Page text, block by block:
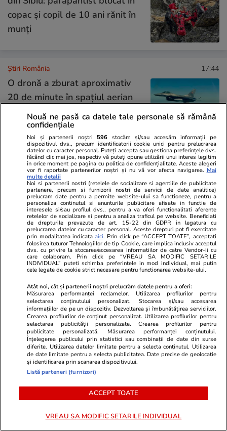
copac și copil de 10 ani rănit în
munți
Știri România 17:44
O dronă a zburat aproximativ
20 de minute în spațiul aerian
al României și a fost doborâtă
în Ucraina: resturi din aparat au
căzut în zona localității
Periprava
Știri România 15:35
Prima încercare de deviere a
cursului Dunării a eșuat.
Operațiunea pentru dislocarea
stâncii Pârjoaia va fi reluată luni
cu o cantitate dublă de
explozibil
01 aug.
Dizident conservator sau
trădător?
Nouă ne pasă ca datele tale personale să rămână
confidențiale
Noi și partenerii noștri 596 stocăm și/sau accesăm informații pe
dispozitivul dvs., precum identificatorii cookie unici pentru prelucrarea
datelor cu caracter personal. Puteți accepta sau gestiona preferințele dvs.
făcând clic mai jos, respectiv vă puteți opune utilizării unui interes legitim
în orice moment pe pagina cu politica de confidențialitate. Aceste alegeri
vor fi raportate partenerilor noștri și nu vă vor afecta navigarea. Mai
multe detalii
Noi si partenerii nostri (retelele de socializare si agentiile de publicitate
partenere, precum si furnizorii nostri de servicii de date analitice)
prelucram date pentru a permite website-ului sa functioneze, pentru a
personaliza continutul si anunturile publicitare afisate in functie de
interesele si/sau profilul dvs., pentru a va oferi functionalitati aferente
retelelor de socializare si pentru a analiza traficul pe website. Beneficiati
de drepturile prevazute de art. 15-22 din GDPR in legatura cu
prelucrarea datelor cu caracter personal. Aceste drepturi pot fi exercitate
prin modalitatea indicataaici. Prin click pe “ACCEPT TOATE”, acceptati
folosirea tuturor Tehnologiilor de tip Cookie, care implica inclusiv acceptul
dvs. cu privire la stocarea/accesarea informatiilor de catre Vendor-ii cu
care colaboram. Prin click pe “VREAU SA MODIFIC SETARILE
INDIVIDUAL” puteti schimba preferintele in mod individual, mai putin
cele legate de cookie strict necesare pentru functionarea website-ului.
Atât noi, cât și partenerii noștri prelucrăm datele pentru a oferi:
Măsurarea performanței reclamelor. Utilizarea profilurilor pentru
selectarea conținutului personalizat. Stocarea și/sau accesarea
informațiilor de pe un dispozitiv. Dezvoltarea și îmbunătățirea serviciilor.
Crearea profilurilor de conținut personalizat. Utilizarea profilurilor pentru
selectarea publicității personalizate. Crearea profilurilor pentru
publicitate personalizată. Măsurarea performanței conținutului.
Înțelegerea publicului prin statistici sau combinații de date din surse
diferite. Utilizarea datelor limitate pentru a selecta conținutul. Utilizarea
de date limitate pentru a selecta publicitatea. Date precise de geolocație
și identificarea prin scanarea dispozitivului.
Listă parteneri (furnizori)
ACCEPT TOATE
VREAU SA MODIFIC SETARILE INDIVIDUAL